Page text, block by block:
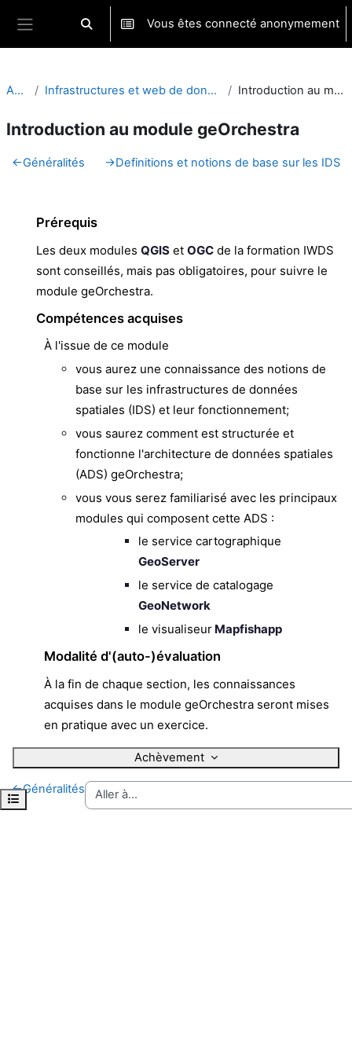
Passer au contenu principal
Panneau latéral
Activer/désactiver la saisie de recherche
Vous êtes connecté anonymement
Ouvrir l’index du cours
Accueil Infrastructures et web de données spatiales : geOrchestra Introduction au module geOrchestra
Introduction au module geOrchestra
Résumé de section
←Généralités →Definitions et notions de base sur les IDS
Achèvement
Prérequis
Les deux modules QGIS et OGC de la formation IWDS
sont conseillés, mais pas obligatoires, pour suivre le
module geOrchestra.
Compétences acquises
À l'issue de ce module
vous aurez une connaissance des notions de
base sur les infrastructures de données
spatiales (IDS) et leur fonctionnement;
vous saurez comment est structurée et
fonctionne l'architecture de données spatiales
(ADS) geOrchestra;
vous vous serez familiarisé avec les principaux
modules qui composent cette ADS :
le service cartographique
GeoServer
le service de catalogage
GeoNetwork
le visualiseur Mapfishapp
Modalité d'(auto-)évaluation
À la fin de chaque section, les connaissances
acquises dans le module geOrchestra seront mises
en pratique avec un exercice.
←Généralités